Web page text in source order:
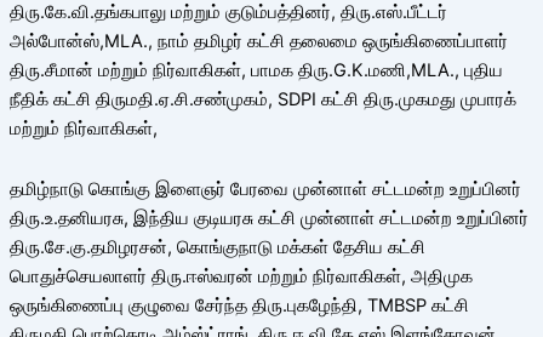
திரு.கே.வி.தங்கபாலு மற்றும் குடும்பத்தினர், திரு.எஸ்.பீட்டர்
அல்போன்ஸ்,MLA., நாம் தமிழர் கட்சி தலைமை ஒருங்கிணைப்பாளர்
திரு.சீமான் மற்றும் நிர்வாகிகள், பாமக திரு.G.K.மணி,MLA., புதிய
நீதிக் கட்சி திருமதி.ஏ.சி.சண்முகம், SDPI கட்சி திரு.முகமது முபாரக்
மற்றும் நிர்வாகிகள்,
தமிழ்நாடு கொங்கு இளைஞர் பேரவை முன்னாள் சட்டமன்ற உறுப்பினர்
திரு.உ.தனியரசு, இந்திய குடியரசு கட்சி முன்னாள் சட்டமன்ற உறுப்பினர்
திரு.சே.கு.தமிழரசன், கொங்குநாடு மக்கள் தேசிய கட்சி
பொதுச்செயலாளர் திரு.ஈஸ்வரன் மற்றும் நிர்வாகிகள், அதிமுக
ஒருங்கிணைப்பு குழுவை சேர்ந்த திரு.புகழேந்தி, TMBSP கட்சி